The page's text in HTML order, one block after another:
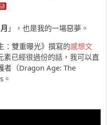
」，也是我的一場惡夢。
：雙重曝光》撰寫的感想文
素已經很過份的話，我可以直
者（Dragon Age: The